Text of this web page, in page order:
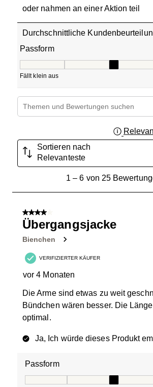
oder nahmen an einer Aktion teil
Durchschnittliche
Passform
Fällt klein aus
Suchthemen und Bewertungen
Sortieren nach
Relevanteste
von
Bewertungen.
1 – 6 von 25
4 von 5 Sternen.
Übergangsjacke
Bienchen
VERIFIZIERTER KÄUFER
vor 4 Monaten
Die Arme sind etwas zu weit
Bündchen wären besser. Die
optimal.
Ja, Ich würde dieses Produkt
Passform